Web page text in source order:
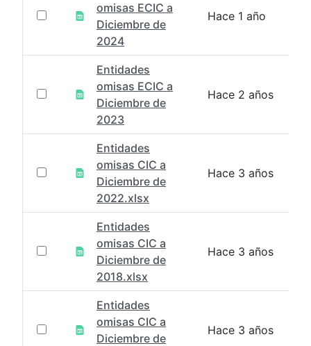
omisas ECIC a
Diciembre de
2024
Hace 1 año
Entidades
omisas ECIC a
Diciembre de
2023
Hace 2 años
Entidades
omisas CIC a
Diciembre de
2022.xlsx
Hace 3 años
Entidades
omisas CIC a
Diciembre de
2018.xlsx
Hace 3 años
Entidades
omisas CIC a
Diciembre de
Hace 3 años